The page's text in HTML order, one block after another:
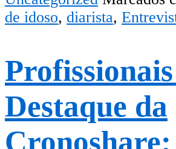
de idoso, diarista,
Destaque da
Cronoshare: